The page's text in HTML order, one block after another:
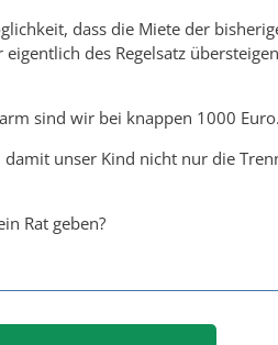
dass die Miete der
des Regelsatz
sind wir bei knappen 1000 Euro.
unser Kind nicht nur die
Rat geben?